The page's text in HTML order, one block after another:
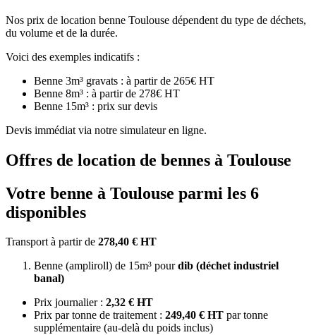
Nos prix de location benne Toulouse dépendent du type de déchets,
du volume et de la durée.
Voici des exemples indicatifs :
Benne 3m³ gravats : à partir de 265€ HT
Benne 8m³ : à partir de 278€ HT
Benne 15m³ : prix sur devis
Devis immédiat via notre simulateur en ligne.
Offres de location de bennes à Toulouse
Votre benne à Toulouse parmi les 6
disponibles
Transport à partir de 278,40 € HT
Benne (ampliroll) de 15m³ pourdib (déchet industriel
banal)
Prix journalier : 2,32 € HT
Prix par tonne de traitement : 249,40 € HT par tonne
supplémentaire (au-delà du poids inclus)